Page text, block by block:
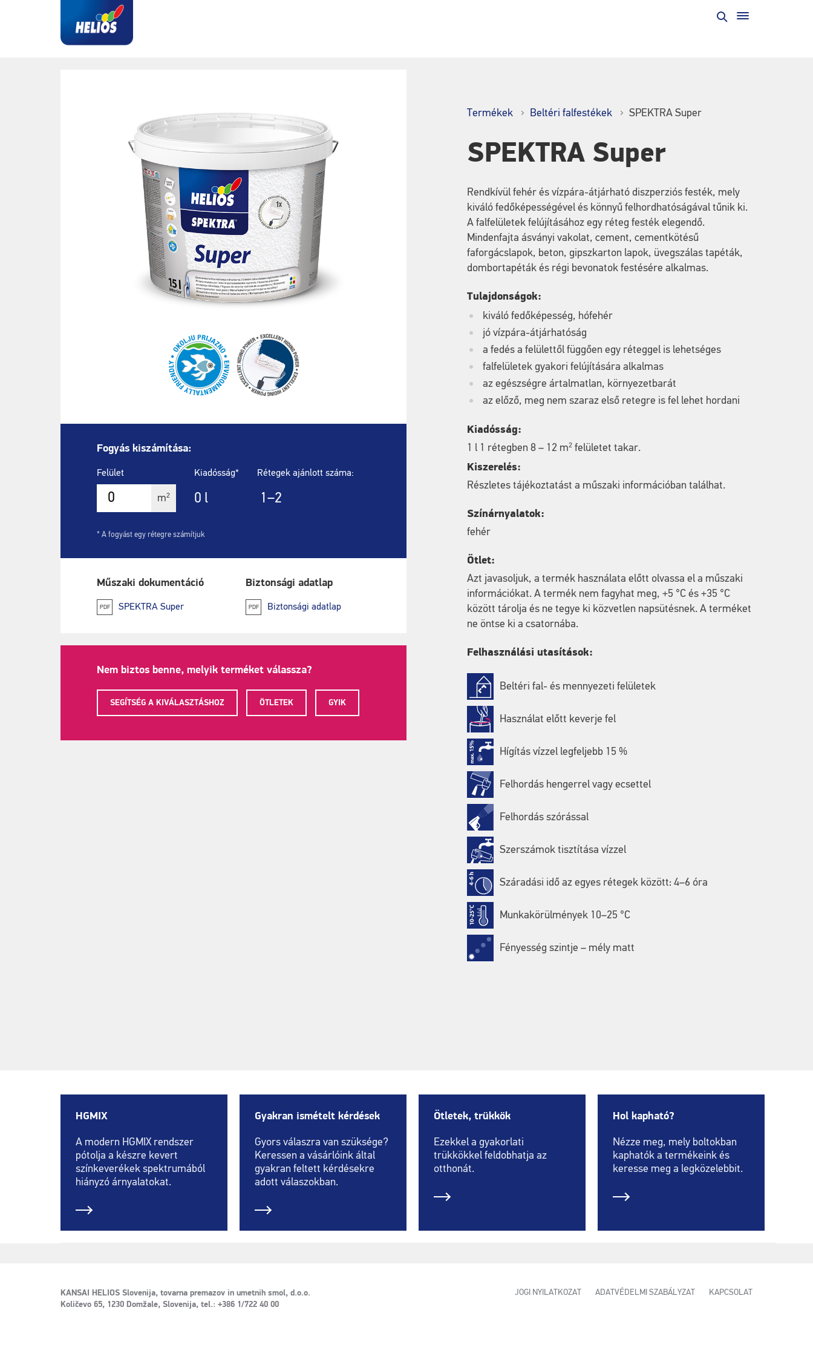
Termékek Beltéri falfestékek SPEKTRA Super
SPEKTRA Super
Fogyás kiszámítása:
Felület
m2
Kiadósság*
0 l
Rétegek ajánlott száma:
1–2
* A fogyást egy rétegre számítjuk
Műszaki dokumentáció
PDF SPEKTRA Super
Biztonsági adatlap
PDF Biztonsági adatlap
Nem biztos benne, melyik terméket válassza?
SEGÍTSÉG A KIVÁLASZTÁSHOZ ÖTLETEK GYIK
Rendkívül fehér és vízpára-átjárható diszperziós festék, mely
kiváló fedőképességével és könnyű felhordhatóságával tűnik ki.
A falfelületek felújításához egy réteg festék elegendő.
Mindenfajta ásványi vakolat, cement, cementkötésű
faforgácslapok, beton, gipszkarton lapok, üvegszálas tapéták,
dombortapéták és régi bevonatok festésére alkalmas.
Tulajdonságok:
kiváló fedőképesség, hófehér
jó vízpára-átjárhatóság
a fedés a felülettől függően egy réteggel is lehetséges
falfelületek gyakori felújítására alkalmas
az egészségre ártalmatlan, környezetbarát
az előző, meg nem szaraz első retegre is fel lehet hordani
Kiadósság:
1 l 1 rétegben 8 – 12 m2 felületet takar.
Kiszerelés:
Részletes tájékoztatást a műszaki információban találhat.
Színárnyalatok:
fehér
Ötlet:
Azt javasoljuk, a termék használata előtt olvassa el a műszaki
információkat. A termék nem fagyhat meg, +5 °C és +35 °C
között tárolja és ne tegye ki közvetlen napsütésnek. A terméket
ne öntse ki a csatornába.
Felhasználási utasítások:
Beltéri fal- és mennyezeti felületek
Használat előtt keverje fel
Hígítás vízzel legfeljebb 15 %
Felhordás hengerrel vagy ecsettel
Felhordás szórással
Szerszámok tisztítása vízzel
Száradási idő az egyes rétegek között: 4–6 óra
Munkakörülmények 10–25 °C
Fényesség szintje – mély matt
HGMIX
A modern HGMIX rendszer
pótolja a készre kevert
színkeverékek spektrumából
hiányzó árnyalatokat.
Gyakran ismételt kérdések
Gyors válaszra van szüksége?
Keressen a vásárlóink által
gyakran feltett kérdésekre
adott válaszokban.
Ötletek, trükkök
Ezekkel a gyakorlati
trükkökkel feldobhatja az
otthonát.
Hol kapható?
Nézze meg, mely boltokban
kaphatók a termékeink és
keresse meg a legközelebbit.
KANSAI HELIOS Slovenija, tovarna premazov in umetnih smol, d.o.o.
Količevo 65, 1230 Domžale, Slovenija, tel.: +386 1/722 40 00
JOGI NYILATKOZAT ADATVÉDELMI SZABÁLYZAT KAPCSOLAT